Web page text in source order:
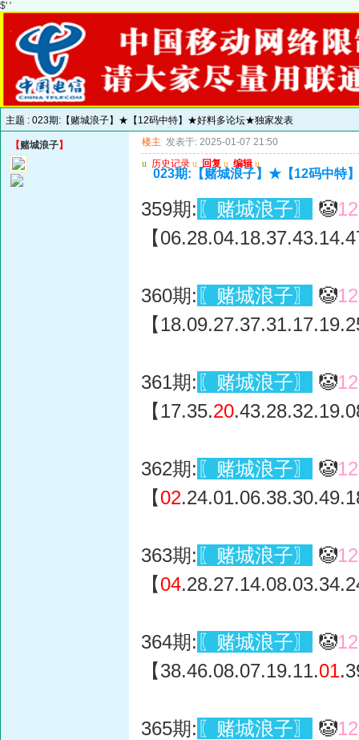
$' '
主题 : 023期:【赌城浪子】★【12码中特】★好料多论坛★独家发表
【赌城浪子】 楼主 发表于: 2025-01-07 21:50
u 历史记录 u 回复 u 编辑 u
023期:【赌城浪子】★【12码中特
359期: 〖赌城浪子〗 🤡
【
360期: 〖赌城浪子〗 🤡
【
361期: 〖赌城浪子〗 🤡
【17.35.20
362期: 〖赌城浪子〗 🤡
【02
363期: 〖赌城浪子〗 🤡
【04
364期: 〖赌城浪子〗 🤡
【38.46.08.07.19.11.01
365期: 〖赌城浪子〗 🤡